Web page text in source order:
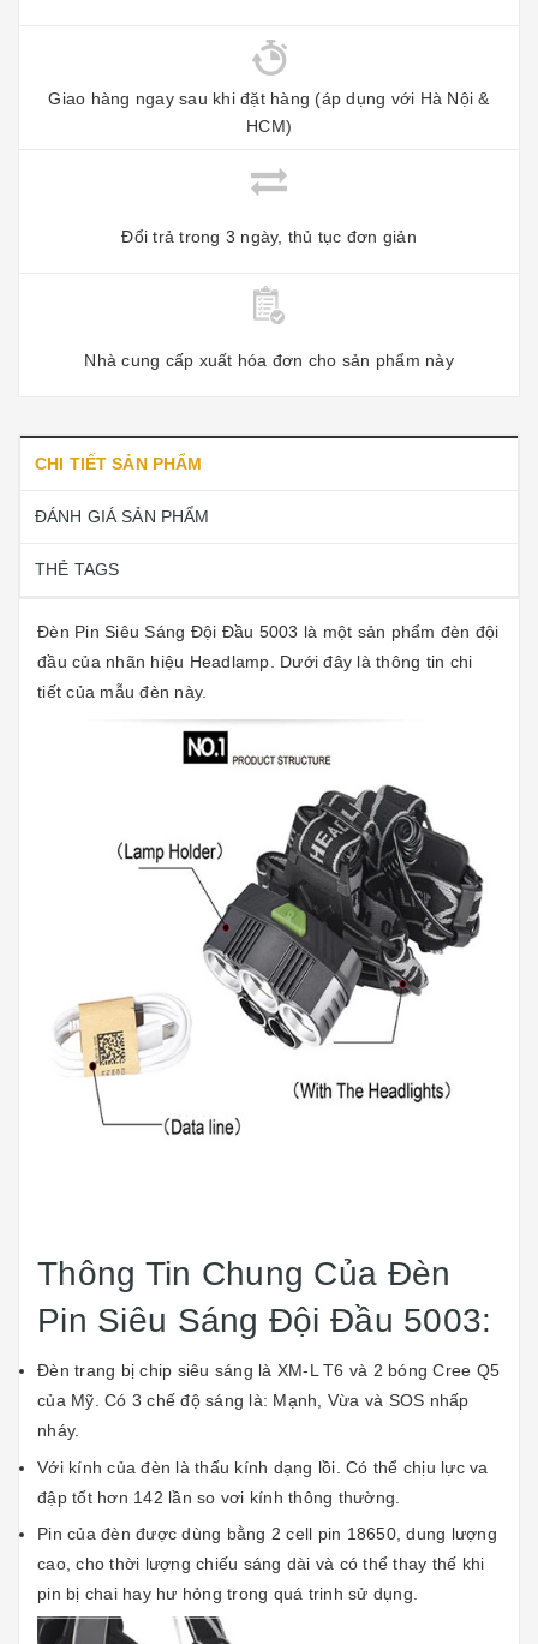
Giao hàng ngay sau khi đặt hàng (áp dụng với Hà Nội &
HCM)
Đổi trả trong 3 ngày, thủ tục đơn giản
Nhà cung cấp xuất hóa đơn cho sản phẩm này
CHI TIẾT SẢN PHẨM
ĐÁNH GIÁ SẢN PHẨM
THẺ TAGS
Đèn Pin Siêu Sáng Đội Đầu 5003 là một sản phẩm đèn đội
đầu của nhãn hiệu Headlamp. Dưới đây là thông tin chi
tiết của mẫu đèn này.
Thông Tin Chung Của Đèn
Pin Siêu Sáng Đội Đầu 5003:
Đèn trang bị chip siêu sáng là XM-L T6 và 2 bóng Cree Q5
của Mỹ. Có 3 chế độ sáng là: Mạnh, Vừa và SOS nhấp
nháy.
Với kính của đèn là thấu kính dạng lồi. Có thể chịu lực va
đập tốt hơn 142 lần so vơi kính thông thường.
Pin của đèn được dùng bằng 2 cell pin 18650, dung lượng
cao, cho thời lượng chiếu sáng dài và có thể thay thế khi
pin bị chai hay hư hỏng trong quá trinh sử dụng.